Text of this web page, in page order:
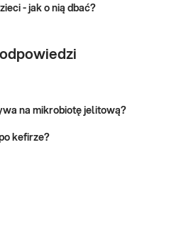
- jak o nią dbać?
na mikrobiotę jelitową?
kefirze?